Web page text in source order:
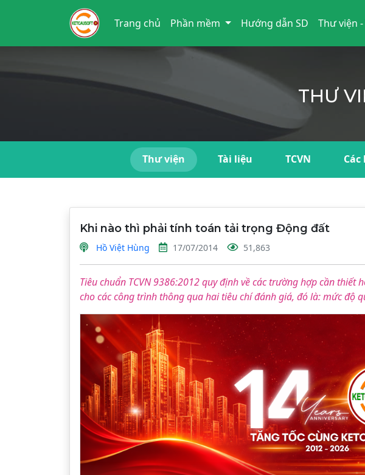
Trang chủ Phần mềm Hướng dẫn SD Thư viện -
THƯ
Thư viện Tài liệu TCVN
Khi nào thì phải tính toán tải trọng Động đất
Hồ Việt Hùng 17/07/2014 51,863
Tiêu chuẩn TCVN 9386:2012 quy định về các trường hợp cần
cho các công trình thông qua hai tiêu chí đánh giá, đó là: mức độ